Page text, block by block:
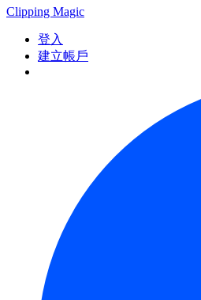
Clipping Magic
登入
建立帳戶